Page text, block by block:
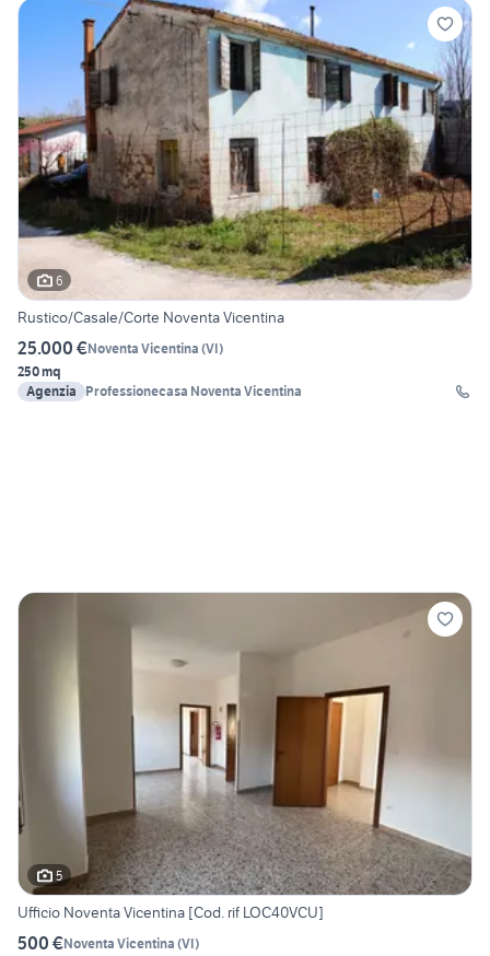
6
Rustico/Casale/Corte Noventa Vicentina
25.000 €Noventa Vicentina (VI)
250 mq
Agenzia
Professionecasa Noventa Vicentina
5
Ufficio Noventa Vicentina [Cod. rif LOC40VCU]
500 €Noventa Vicentina (VI)